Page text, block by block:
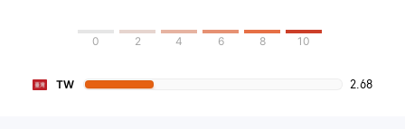
0 2 4 6 8 10
TW 2.68